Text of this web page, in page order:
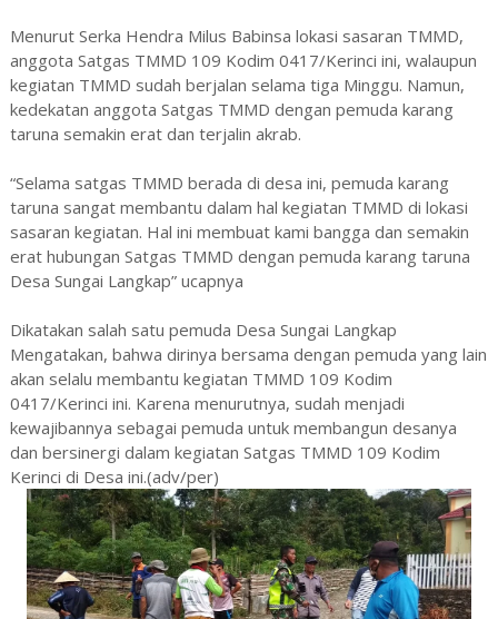
Menurut Serka Hendra Milus Babinsa lokasi sasaran TMMD,
anggota Satgas TMMD 109 Kodim 0417/Kerinci ini, walaupun
kegiatan TMMD sudah berjalan selama tiga Minggu. Namun,
kedekatan anggota Satgas TMMD dengan pemuda karang
taruna semakin erat dan terjalin akrab.
“Selama satgas TMMD berada di desa ini, pemuda karang
taruna sangat membantu dalam hal kegiatan TMMD di lokasi
sasaran kegiatan. Hal ini membuat kami bangga dan semakin
erat hubungan Satgas TMMD dengan pemuda karang taruna
Desa Sungai Langkap” ucapnya
Dikatakan salah satu pemuda Desa Sungai Langkap
Mengatakan, bahwa dirinya bersama dengan pemuda yang lain
akan selalu membantu kegiatan TMMD 109 Kodim
0417/Kerinci ini. Karena menurutnya, sudah menjadi
kewajibannya sebagai pemuda untuk membangun desanya
dan bersinergi dalam kegiatan Satgas TMMD 109 Kodim
Kerinci di Desa ini.(adv/per)